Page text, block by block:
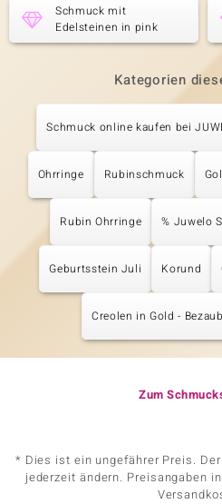
Schmuck mit
Edelsteinen in pink
Kategorien
Schmuck online kaufen bei
Ohrringe Rubinschmuck
Rubin Ohrringe % Juwelo
Geburtsstein Juli Korund
Creolen in Gold -
Zum
* Dies ist ein ungefährer Preis.
jederzeit ändern. Preisangaben